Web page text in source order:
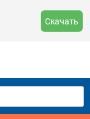
Скачать